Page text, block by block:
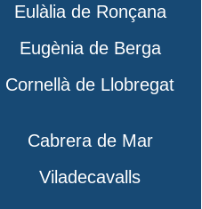
Eulàlia de Ronçana
Eugènia de Berga
Cornellà de Llobregat
Cabrera de Mar
Viladecavalls